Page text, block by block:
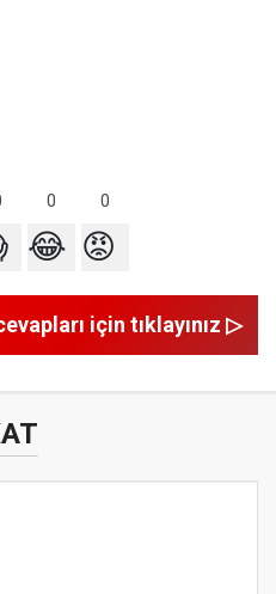
0 0
😂 😡
için tıklayınız ▷